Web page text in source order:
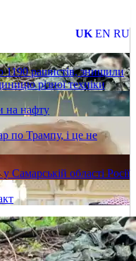
UK EN RU
1190 рашистів, знищили
різної техніки
на нафту
по Трампу, і це не
області Росії